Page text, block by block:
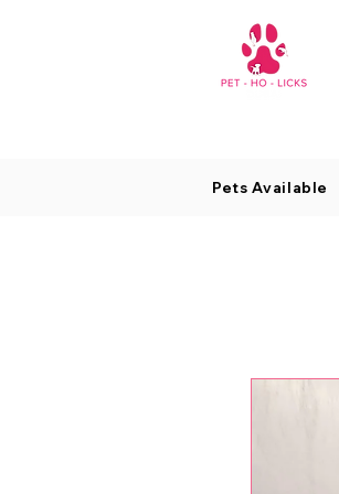
Pets Available